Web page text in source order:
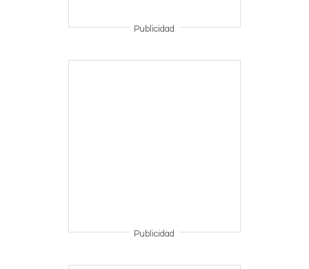
Publicidad
Publicidad